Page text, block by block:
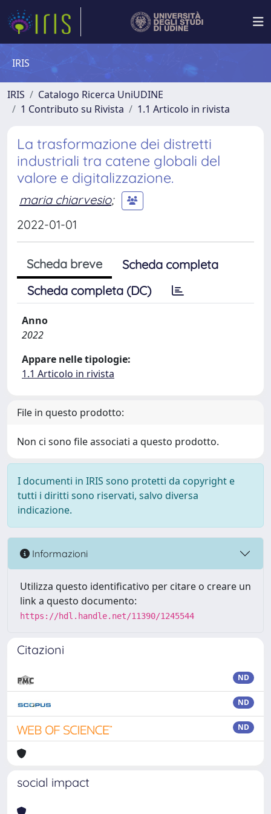
IRIS
IRIS
Catalogo Ricerca UniUDINE
1 Contributo su Rivista
1.1 Articolo in rivista
La trasformazione dei distretti
industriali tra catene globali del
valore e digitalizzazione.
maria chiarvesio;
2022-01-01
Scheda breve
Scheda completa
Scheda completa (DC)
Anno
2022
Appare nelle tipologie:
1.1 Articolo in rivista
File in questo prodotto:
Non ci sono file associati a questo prodotto.
I documenti in IRIS sono protetti da copyright e
tutti i diritti sono riservati, salvo diversa
indicazione.
Informazioni
Utilizza questo identificativo per citare o creare un
link a questo documento:
https://hdl.handle.net/11390/1245544
Citazioni
ND
ND
ND
social impact